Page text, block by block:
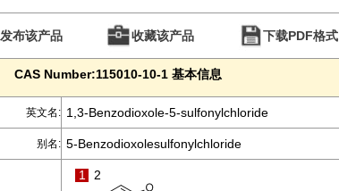
发布该产品 收藏该产品 下载PDF格式
CAS Number:115010-10-1 基本信息
英文名: 1,3-Benzodioxole-5-sulfonylchloride
别名: 5-Benzodioxolesulfonylchloride
1 2